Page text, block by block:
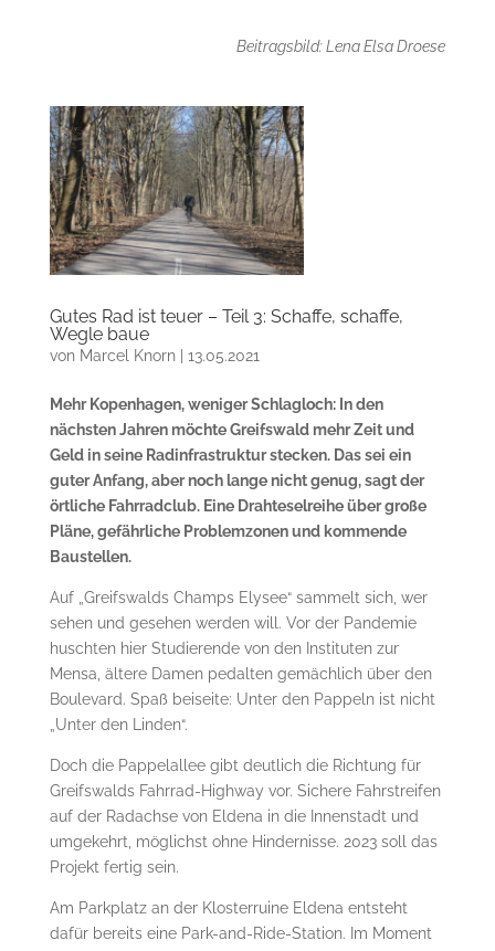
Beitragsbild: Lena Elsa Droese
Gutes Rad ist teuer – Teil 3: Schaffe, schaffe,
Wegle baue
von Marcel Knorn| 13.05.2021
Mehr Kopenhagen, weniger Schlagloch: In den
nächsten Jahren möchte Greifswald mehr Zeit und
Geld in seine Radinfrastruktur stecken. Das sei ein
guter Anfang, aber noch lange nicht genug, sagt der
örtliche Fahrradclub. Eine Drahteselreihe über große
Pläne, gefährliche Problemzonen und kommende
Baustellen.
Auf „Greifswalds Champs Elysee“ sammelt sich, wer
sehen und gesehen werden will. Vor der Pandemie
huschten hier Studierende von den Instituten zur
Mensa, ältere Damen pedalten gemächlich über den
Boulevard. Spaß beiseite: Unter den Pappeln ist nicht
„Unter den Linden“.
Doch die Pappelallee gibt deutlich die Richtung für
Greifswalds Fahrrad-Highway vor. Sichere Fahrstreifen
auf der Radachse von Eldena in die Innenstadt und
umgekehrt, möglichst ohne Hindernisse. 2023 soll das
Projekt fertig sein.
Am Parkplatz an der Klosterruine Eldena entsteht
dafür bereits eine Park-and-Ride-Station. Im Moment